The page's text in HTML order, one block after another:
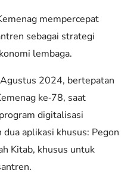
mempercepat
sebagai strategi
lembaga.
2024, bertepatan
ke‑78, saat
digitalisasi
aplikasi khusus: Pegon
Kitab, khusus untuk